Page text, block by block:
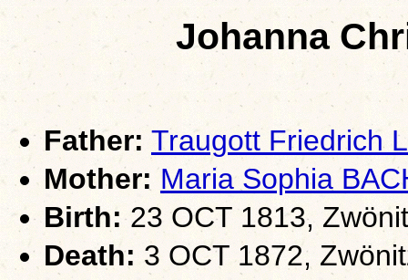
Johanna
Father: Traugott Friedrich
Mother: Maria Sophia
Birth:23 OCT 1813,
Death: 3 OCT 1872,